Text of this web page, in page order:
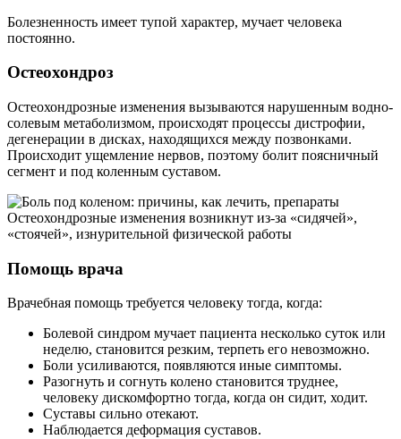
Болезненность имеет тупой характер, мучает человека
постоянно.
Остеохондроз
Остеохондрозные изменения вызываются нарушенным водно-
солевым метаболизмом, происходят процессы дистрофии,
дегенерации в дисках, находящихся между позвонками.
Происходит ущемление нервов, поэтому болит поясничный
сегмент и под коленным суставом.
Остеохондрозные изменения возникнут из-за «сидячей»,
«стоячей», изнурительной физической работы
Помощь врача
Врачебная помощь требуется человеку тогда, когда:
Болевой синдром мучает пациента несколько суток или
неделю, становится резким, терпеть его невозможно.
Боли усиливаются, появляются иные симптомы.
Разогнуть и согнуть колено становится труднее,
человеку дискомфортно тогда, когда он сидит, ходит.
Суставы сильно отекают.
Наблюдается деформация суставов.